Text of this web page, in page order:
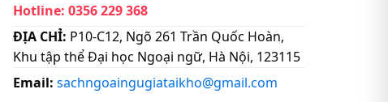
Hotline: 0356 229 368
ĐỊA CHỈ: P10-C12, Ngõ 261 Trần Quốc Hoàn,
Khu tập thể Đại học Ngoại ngữ, Hà Nội, 123115
Email: sachngoaingugiataikho@gmail.com